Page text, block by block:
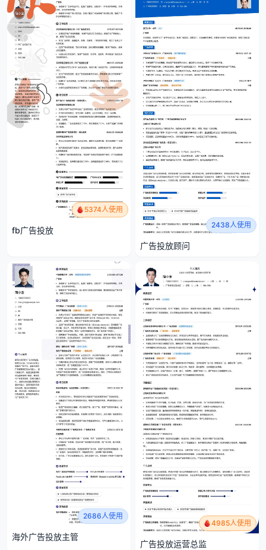
5374人使用
fb广告投放
2438人使用
广告投放顾问
2686人使用
海外广告投放主管
4985人使用
广告投放运营总监